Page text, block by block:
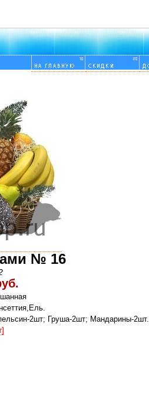
№ 16
2шт; Груша-2шт; Мандарины-2шт.